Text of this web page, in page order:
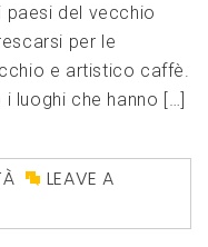
del vecchio
per le
e artistico caffè.
luoghi che hanno […]
LEAVE A